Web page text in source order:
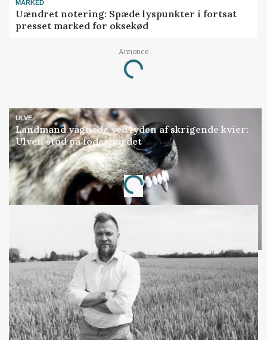
MARKED
Uændret notering: Spæde lyspunkter i fortsat
presset marked for oksekød
Annonce
Loading...
ULVE
Landmand vågnede ved lyden af skrigende kvier:
Ulven stod på foderbordet
Annonce
Loading...